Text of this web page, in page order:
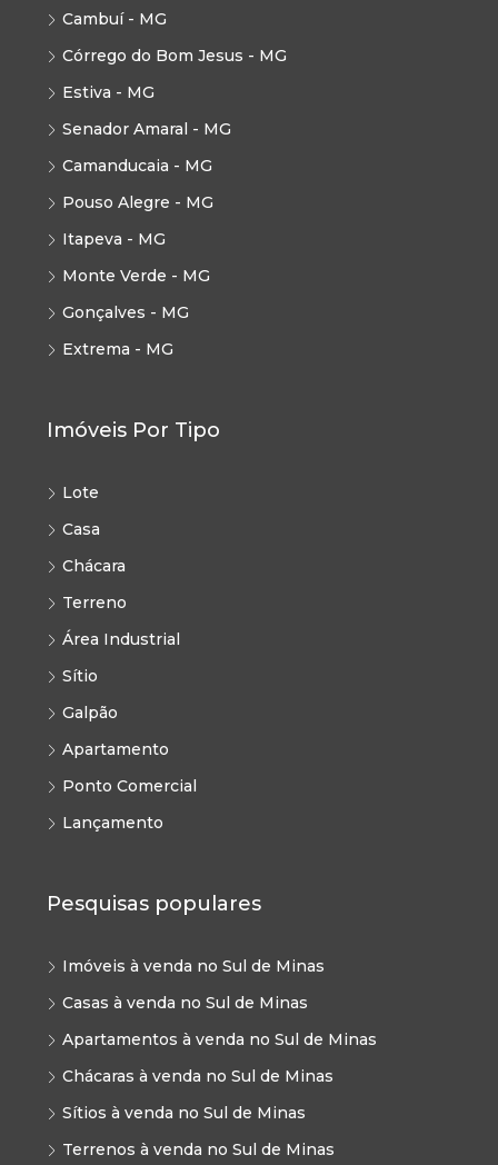
Cambuí - MG
Córrego do Bom Jesus - MG
Estiva - MG
Senador Amaral - MG
Camanducaia - MG
Pouso Alegre - MG
Itapeva - MG
Monte Verde - MG
Gonçalves - MG
Extrema - MG
Imóveis Por Tipo
Lote
Casa
Chácara
Terreno
Área Industrial
Sítio
Galpão
Apartamento
Ponto Comercial
Lançamento
Pesquisas populares
Imóveis à venda no Sul de Minas
Casas à venda no Sul de Minas
Apartamentos à venda no Sul de Minas
Chácaras à venda no Sul de Minas
Sítios à venda no Sul de Minas
Terrenos à venda no Sul de Minas